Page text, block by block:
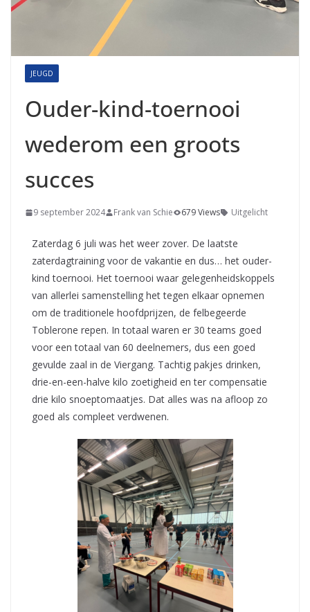
JEUGD
Ouder-kind-toernooi
wederom een groots
succes
9 september 2024 Frank van Schie 679 Views Uitgelicht
Zaterdag 6 juli was het weer zover. De laatste
zaterdagtraining voor de vakantie en dus… het ouder-
kind toernooi. Het toernooi waar gelegenheidskoppels
van allerlei samenstelling het tegen elkaar opnemen
om de traditionele hoofdprijzen, de felbegeerde
Toblerone repen. In totaal waren er 30 teams goed
voor een totaal van 60 deelnemers, dus een goed
gevulde zaal in de Viergang. Tachtig pakjes drinken,
drie-en-een-halve kilo zoetigheid en ter compensatie
drie kilo snoeptomaatjes. Dat alles was na afloop zo
goed als compleet verdwenen.